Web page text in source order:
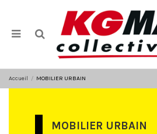
Accueil MOBILIER URBAIN
MOBILIER URBAIN